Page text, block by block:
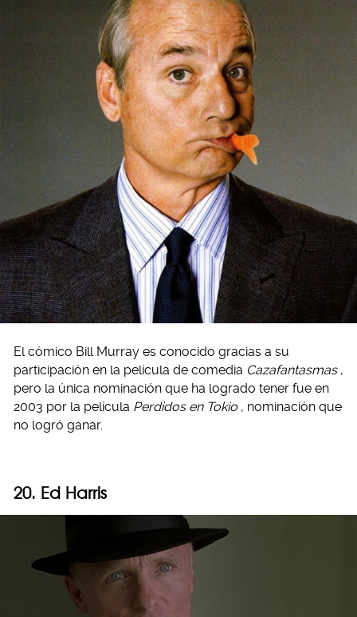
El cómico Bill Murray es conocido gracias a su
participación en la película de comedia Cazafantasmas ,
pero la única nominación que ha logrado tener fue en
2003 por la película Perdidos en Tokio , nominación que
no logró ganar.
20. Ed Harris